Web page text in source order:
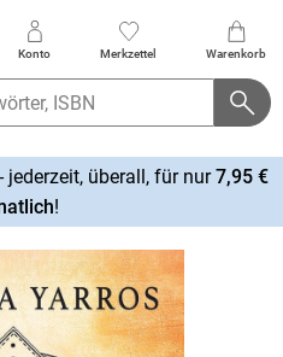
Konto Merkzettel Warenkorb
jederzeit, überall, für nur7,95 €
!